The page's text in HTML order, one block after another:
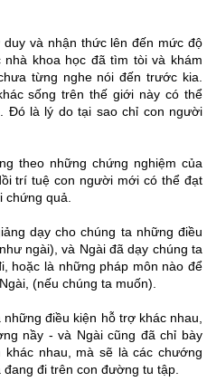
và nhận thức lên đến mức độ
khoa học đã tìm tòi và khám
từng nghe nói đến trước kia.
sống trên thế giới này có thể
Đó là lý do tại sao chỉ con người
theo những chứng nghiệm của
trí tuệ con người mới có thể đạt
chứng quả.
dạy cho chúng ta những điều
ngài), và Ngài đã dạy chúng ta
hoặc là những pháp môn nào để
(nếu chúng ta muốn).
điều kiện hỗ trợ khác nhau,
nầy - và Ngài cũng đã chỉ bày
nhau, mà sẽ là các chướng
đi trên con đường tu tập.